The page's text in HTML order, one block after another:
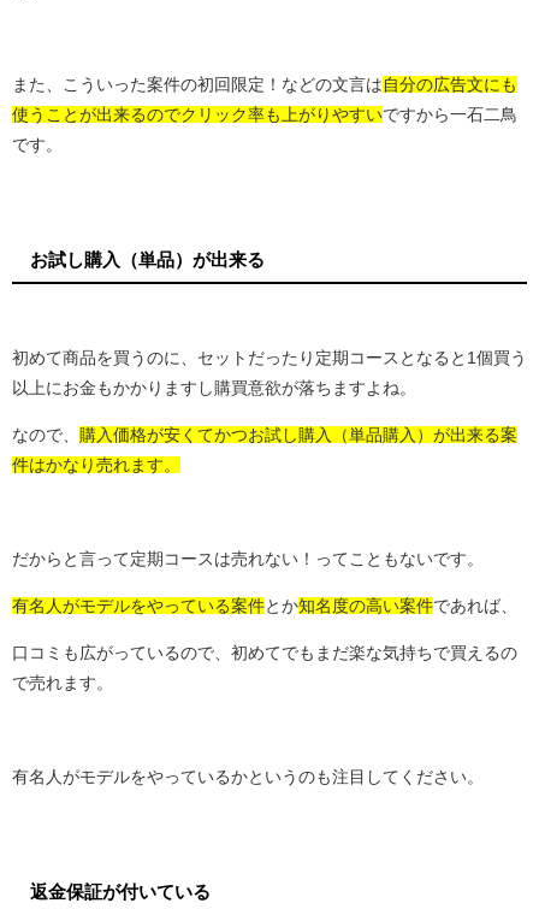
また、こういった案件の初回限定！などの文言は 自分の広告文にも
使うことが出来るのでクリック率も上がりやすいですから一石二鳥
です。
お試し購入（単品）が出来る
初めて商品を買うのに、セットだったり定期コースとなると1個買う
以上にお金もかかりますし購買意欲が落ちますよね。
なので、 購入価格が安くてかつお試し購入（単品購入）が出来る案
件はかなり売れます。
だからと言って定期コースは売れない！ってこともないです。
有名人がモデルをやっている案件 とか知名度の高い案件であれば、
口コミも広がっているので、初めてでもまだ楽な気持ちで買えるの
で売れます。
有名人がモデルをやっているかというのも注目してください。
返金保証が付いている